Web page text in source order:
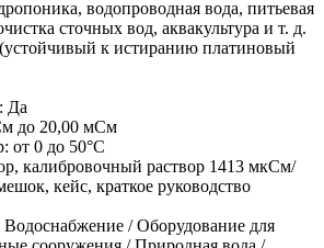
водопроводная вода, питьевая
сточных вод, аквакультура и т. д.
к истиранию платиновый
Да
до 20,00 мСм
от 0 до 50°C
калибровочный раствор 1413 мкСм/
кейс, краткое руководство
/ Оборудование для